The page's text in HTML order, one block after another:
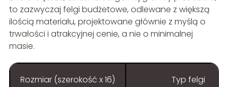
to zazwyczaj felgi budżetowe, odlewane z większą
ilością materiału, projektowane głównie z myślą o
trwałości i atrakcyjnej cenie, a nie o minimalnej
masie.
Rozmiar (szerokość x 16) Typ felgi